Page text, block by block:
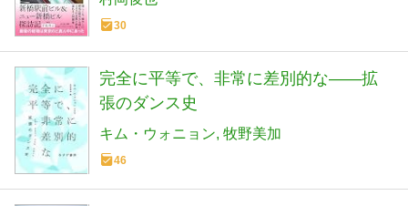
30
完全に平等で、非常に差別的な――拡
張のダンス史
キム・ウォニョン 牧野美加
46